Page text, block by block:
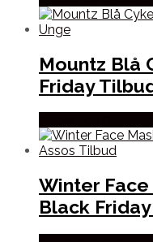
Mountz Blå
Friday
Winter Face
Black